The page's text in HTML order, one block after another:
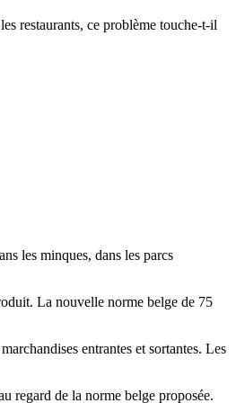
restaurants, ce problème touche-t-il
les minques, dans les parcs
La nouvelle norme belge de 75
entrantes et sortantes. Les
regard de la norme belge proposée.